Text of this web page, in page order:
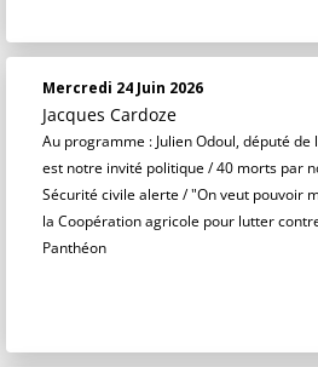
Mercredi 24 Juin 2026
Jacques Cardoze
Au programme : Julien Odoul, député
est notre invité politique / 40 morts par
Sécurité civile alerte / "On veut pouvoir
la Coopération agricole pour lutter
Panthéon